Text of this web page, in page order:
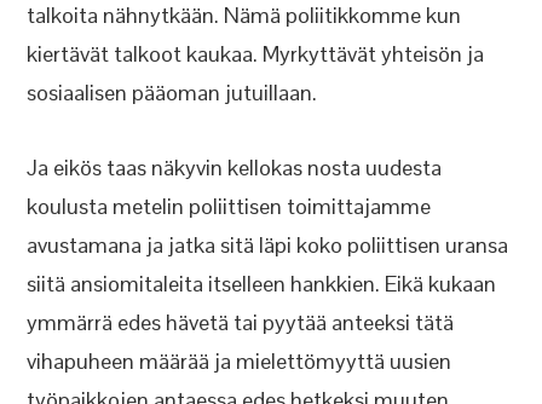
talkoita nähnytkään. Nämä poliitikkomme kun
kiertävät talkoot kaukaa. Myrkyttävät yhteisön ja
sosiaalisen pääoman jutuillaan.
Ja eikös taas näkyvin kellokas nosta uudesta
koulusta metelin poliittisen toimittajamme
avustamana ja jatka sitä läpi koko poliittisen uransa
siitä ansiomitaleita itselleen hankkien. Eikä kukaan
ymmärrä edes hävetä tai pyytää anteeksi tätä
vihapuheen määrää ja mielettömyyttä uusien